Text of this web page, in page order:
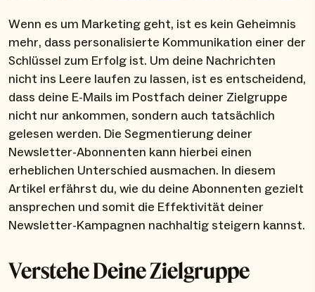
Wenn es um Marketing geht, ist es kein Geheimnis
mehr, dass personalisierte Kommunikation einer der
Schlüssel zum Erfolg ist. Um deine Nachrichten
nicht ins Leere laufen zu lassen, ist es entscheidend,
dass deine E-Mails im Postfach deiner Zielgruppe
nicht nur ankommen, sondern auch tatsächlich
gelesen werden. Die Segmentierung deiner
Newsletter-Abonnenten kann hierbei einen
erheblichen Unterschied ausmachen. In diesem
Artikel erfährst du, wie du deine Abonnenten gezielt
ansprechen und somit die Effektivität deiner
Newsletter-Kampagnen nachhaltig steigern kannst.
Verstehe Deine Zielgruppe